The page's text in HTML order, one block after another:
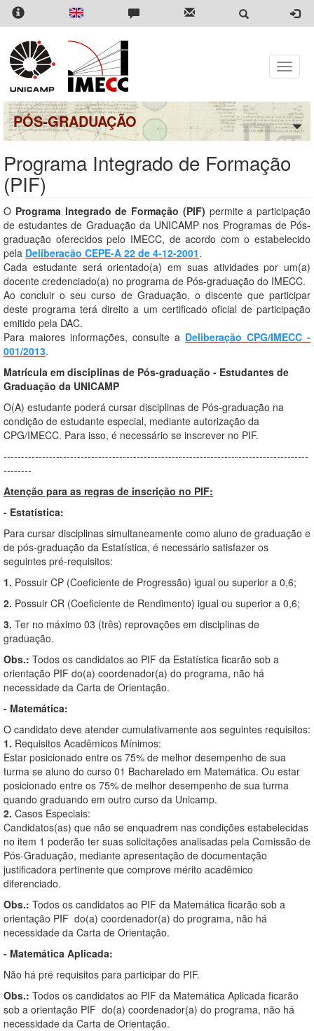
Pular
para
conteúdo
principal
Toggle
PÓS-GRADUAÇÃO
Programa Integrado de Formação
(PIF)
O Programa Integrado de Formação (PIF) permite a participação
de estudantes de Graduação da UNICAMP nos Programas de Pós-
graduação oferecidos pelo IMECC, de acordo com o estabelecido
pela Deliberação CEPE-A 22 de 4-12-2001.
Cada estudante será orientado(a) em suas atividades por um(a)
docente credenciado(a) no programa de Pós-graduação do IMECC.
Ao concluir o seu curso de Graduação, o discente que participar
deste programa terá direito a um certificado oficial de participação
emitido pela DAC.
Para maiores informações, consulte a Deliberação CPG/IMECC -
001/2013.
Matrícula em disciplinas de Pós-graduação - Estudantes de
Graduação da UNICAMP
O(A) estudante poderá cursar disciplinas de Pós-graduação na
condição de estudante especial, mediante autorização da
CPG/IMECC. Para isso, é necessário se inscrever no PIF.
---------------------------------------------------------------------------------------
--------
Atenção para as regras de inscrição no PIF:
- Estatística:
Para cursar disciplinas simultaneamente como aluno de graduação e
de pós-graduação da Estatística, é necessário satisfazer os
seguintes pré-requisitos:
1. Possuir CP (Coeficiente de Progressão) igual ou superior a 0,6;
2. Possuir CR (Coeficiente de Rendimento) igual ou superior a 0,6;
3. Ter no máximo 03 (três) reprovações em disciplinas de
graduação.
Obs.: Todos os candidatos ao PIF da Estatística ficarão sob a
orientação PIF do(a) coordenador(a) do programa, não há
necessidade da Carta de Orientação.
- Matemática:
O candidato deve atender cumulativamente aos seguintes requisitos:
1. Requisitos Acadêmicos Mínimos:
Estar posicionado entre os 75% de melhor desempenho de sua
turma se aluno do curso 01 Bacharelado em Matemática. Ou estar
posicionado entre os 75% de melhor desempenho de sua turma
quando graduando em outro curso da Unicamp.
2. Casos Especiais:
Candidatos(as) que não se enquadrem nas condições estabelecidas
no item 1 poderão ter suas solicitações analisadas pela Comissão de
Pós-Graduação, mediante apresentação de documentação
justificadora pertinente que comprove mérito acadêmico
diferenciado.
Obs.: Todos os candidatos ao PIF da Matemática ficarão sob a
orientação PIF do(a) coordenador(a) do programa, não há
necessidade da Carta de Orientação.
- Matemática Aplicada:
Não há pré requisitos para participar do PIF.
Obs.: Todos os candidatos ao PIF da Matemática Aplicada ficarão
sob a orientação PIF do(a) coordenador(a) do programa, não há
necessidade da Carta de Orientação.